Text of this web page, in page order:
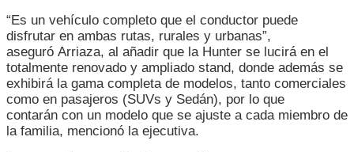
“Es un vehículo completo que el conductor puede
disfrutar en ambas rutas, rurales y urbanas”,
aseguró Arriaza, al añadir que la Hunter se lucirá en el
totalmente renovado y ampliado stand, donde además se
exhibirá la gama completa de modelos, tanto comerciales
como en pasajeros (SUVs y Sedán), por lo que
contarán con un modelo que se ajuste a cada miembro de
la familia, mencionó la ejecutiva.